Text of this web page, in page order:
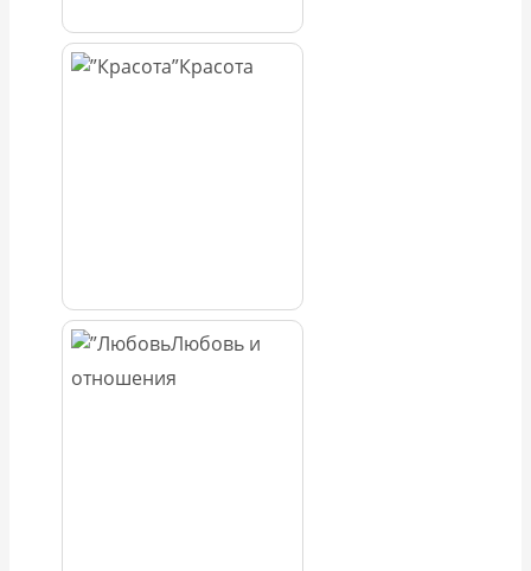
Красота
Любовь и
отношения